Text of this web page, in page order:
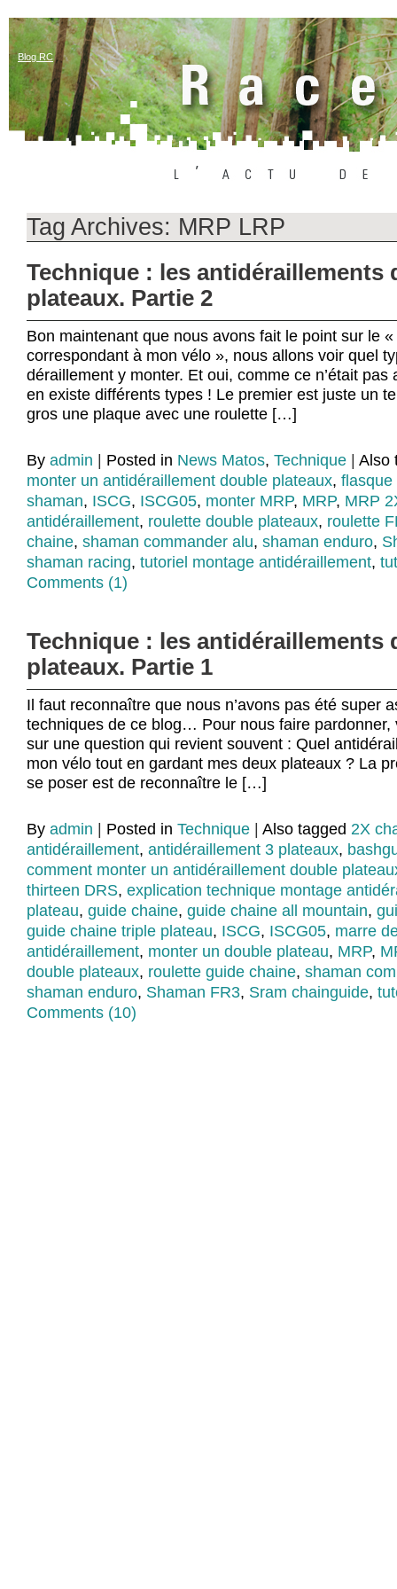
Blog RC
Tag Archives: MRP LRP
Technique : les antidéraillements
plateaux. Partie 2
Bon maintenant que nous avons fait le point sur le
correspondant à mon vélo », nous allons voir quel
déraillement y monter. Et oui, comme ce n’était pas
en existe différents types ! Le premier est juste un
gros une plaque avec une roulette […]
By admin Posted in News Matos, Technique
Also
monter un antidéraillement double plateaux, flasque
shaman, ISCG, ISCG05, monter MRP, MRP, MRP
antidéraillement, roulette double plateaux, roulette
chaine, shaman commander alu, shaman enduro,
shaman racing, tutoriel montage antidéraillement,
Comments (1)
Technique : les antidéraillements
plateaux. Partie 1
Il faut reconnaître que nous n’avons pas été super
techniques de ce blog… Pour nous faire pardonner,
sur une question qui revient souvent : Quel
mon vélo tout en gardant mes deux plateaux ? La
se poser est de reconnaître le […]
By admin Posted in Technique Also tagged 2X
antidéraillement, antidéraillement 3 plateaux,
comment monter un antidéraillement double
thirteen DRS, explication technique montage
plateau, guide chaine, guide chaine all mountain,
guide chaine triple plateau, ISCG, ISCG05, marre
antidéraillement, monter un double plateau, MRP,
double plateaux, roulette guide chaine, shaman
shaman enduro, Shaman FR3, Sram chainguide,
Comments (10)